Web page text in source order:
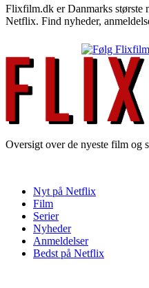
Flixfilm.dk er Danmarks største
Netflix. Find nyheder,
Oversigt over de nyeste film og
Nyt på Netflix
Film
Serier
Nyheder
Anmeldelser
Bedst på Netflix